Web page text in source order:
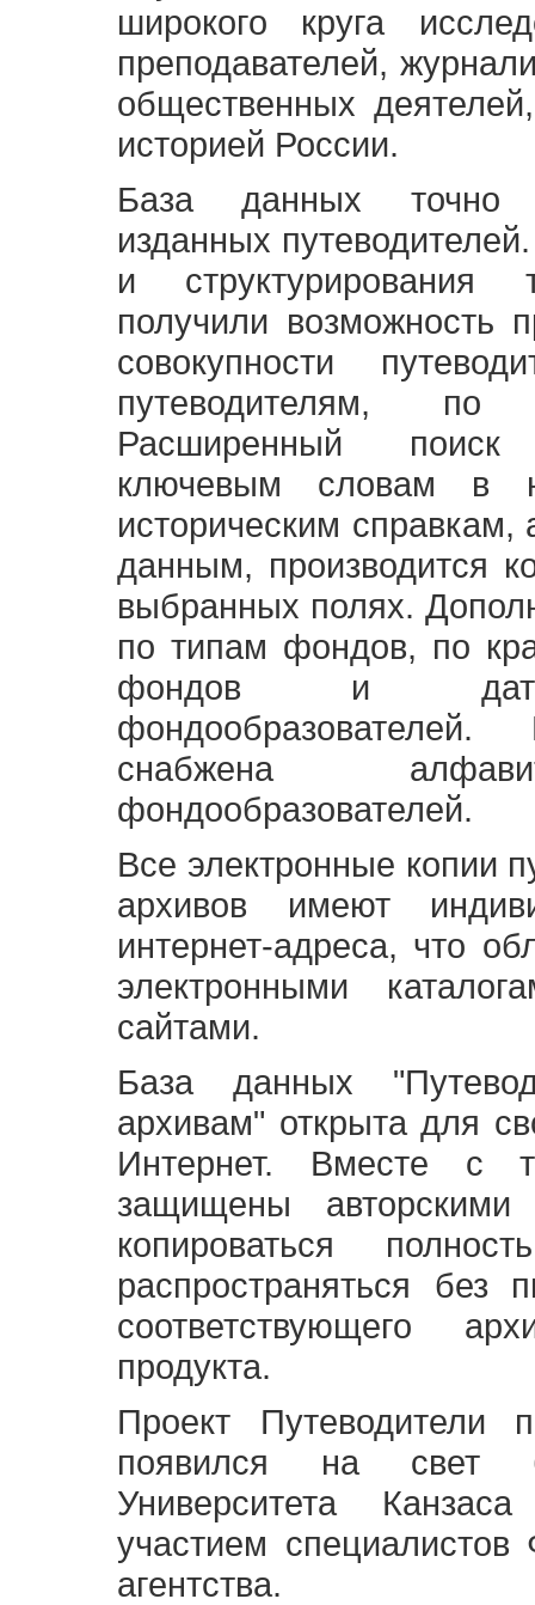
широкого круга
преподавателей,
общественных
историей России.
База данных точно
изданных
и структурирования
получили возможность
совокупности
путеводителям,
Расширенный
ключевым словам в
историческим
данным, производится
выбранных полях.
по типам фондов, по
фондов и
снабжена
фондообразователей.
Все электронные копии
архивов имеют
интернет-адреса, что
электронными
сайтами.
База данных
архивам" открыта для
Интернет. Вместе с
защищены
копироваться
распространяться без
соответствующего
продукта.
Проект Путеводители
появился на свет
Университета
участием специалистов
агентства.